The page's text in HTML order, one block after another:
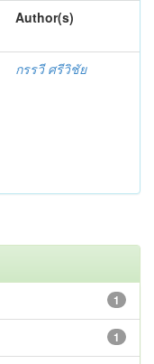
Author(s)
กรรวี ศรีวิชัย
1
1